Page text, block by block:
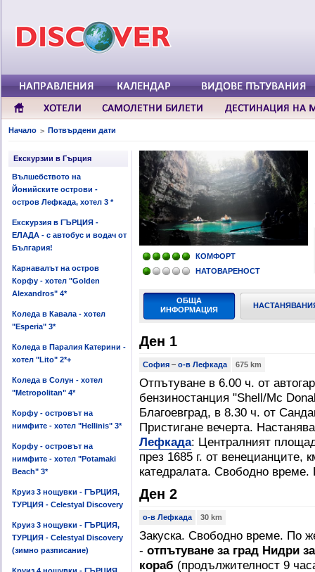
Начало > Потвърдени дати
Екскурзии в Гърция
Вълшебството на
Йонийските острови -
остров Лефкада, хотел 3 *
Екскурзия в ГЪРЦИЯ -
ЕЛАДА - с автобус и водач от
България!
Карнавалът на остров
Корфу - хотел "Golden
Alexandros" 4*
Коледа в Кавала - хотел
"Esperia" 3*
Коледа в Паралия Катерини -
хотел "Lito" 2*+
Коледа в Солун - хотел
"Metropolitan" 4*
Корфу - островът на
нимфите - хотел "Hellinis" 3*
Корфу - островът на
нимфите - хотел "Potamaki
Beach" 3*
Круиз 3 нощувки - ГЪРЦИЯ,
ТУРЦИЯ - Celestyal Discovery
Круиз 3 нощувки - ГЪРЦИЯ,
ТУРЦИЯ - Celestyal Discovery
(зимно разписание)
КОМФОРТ
НАТОВАРЕНОСТ
ОБЩА
ИНФОРМАЦИЯ
Ден 1
София – о-в Лефкада 675 km
Отпътуване в 6.00 ч. от
бензиностанция "Shell/Mc
Благоевград, в 8.30 ч. от
Пристигане вечерта.
Лефкада: Централният
през 1685 г. от венецианците,
катедралата. Свободно
Ден 2
о-в Лефкада 30 km
Закуска. Свободно време. По
- отпътуване за град Нидри за
кораб (продължителност 9